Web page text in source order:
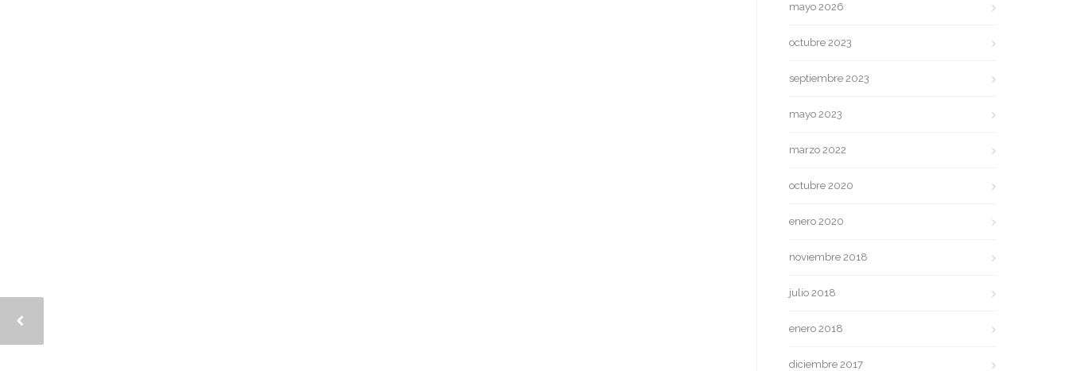
mayo 2026
octubre 2023
septiembre 2023
mayo 2023
marzo 2022
octubre 2020
enero 2020
noviembre 2018
julio 2018
enero 2018
diciembre 2017